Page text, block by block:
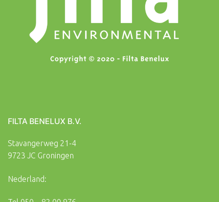
FILTA BENELUX B.V.
Stavangerweg 21-4
9723 JC Groningen
Nederland: